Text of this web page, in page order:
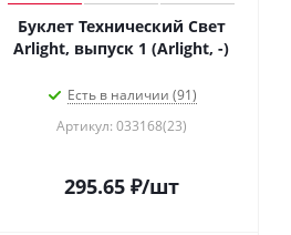
Буклет Технический Свет
Arlight, выпуск 1 (Arlight, -)
Есть в наличии (91)
Артикул: 033168(23)
295.65₽/шт